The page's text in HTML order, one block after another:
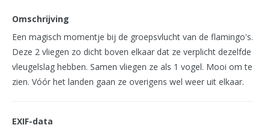
Omschrijving
Een magisch momentje bij de groepsvlucht van de flamingo's.
Deze 2 vliegen zo dicht boven elkaar dat ze verplicht dezelfde
vleugelslag hebben. Samen vliegen ze als 1 vogel. Mooi om te
zien. Vóór het landen gaan ze overigens wel weer uit elkaar.
EXIF-data